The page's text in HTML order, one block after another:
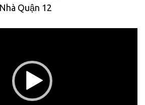
Quận 12